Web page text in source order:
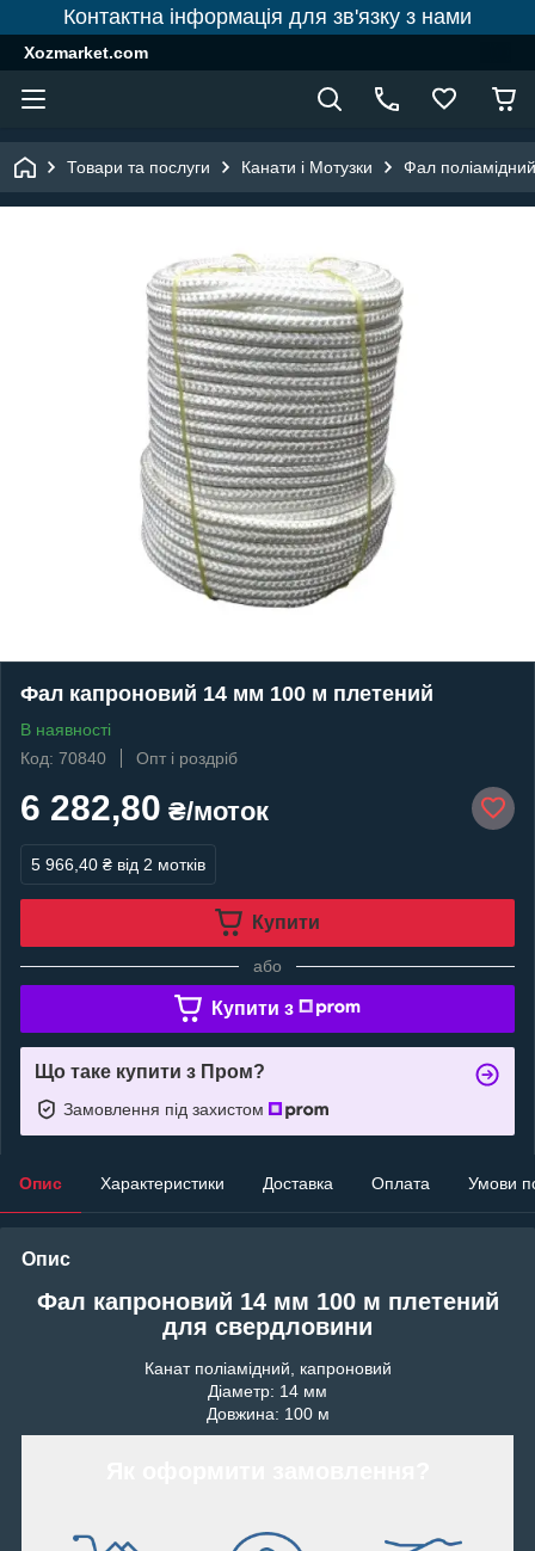
Контактна інформація для зв'язку з нами
Xozmarket.com
Товари та послуги Канати і Мотузки Фал
Фал капроновий 14 мм 100 м плетений
В наявності
Код: 70840
Опт і роздріб
6 282,80 ₴/моток
5 966,40 ₴ від 2 мотків
Купити
або
Купити з
Що таке купити з Пром?
Замовлення під захистом
Опис Характеристики Доставка Оплата Умови
Опис
Фал капроновий 14 мм 100 м плетений
для свердловини
Канат поліамідний, капроновий
Діаметр: 14 мм
Довжина: 100 м